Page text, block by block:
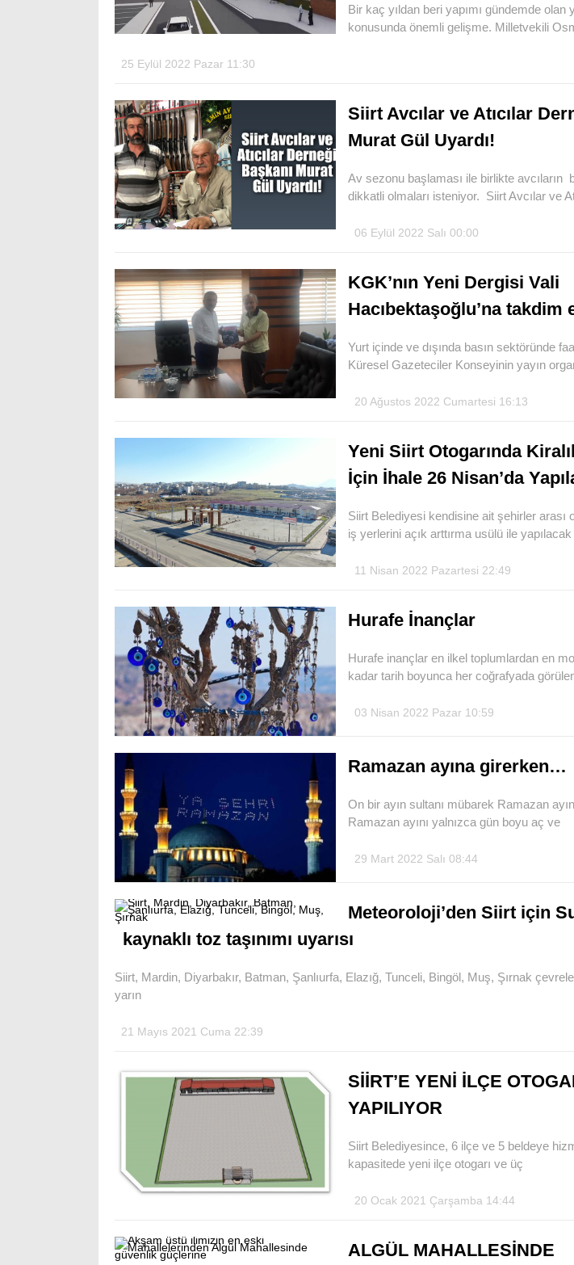
Bir kaç yıldan beri yapımı gündemde olan
konusunda önemli gelişme. Milletvekili
25 Eylül 2022 Pazar 11:30
Siirt Avcılar ve Atıcılar
Murat Gül Uyardı!
Av sezonu başlaması ile birlikte avcıların
dikkatli olmaları isteniyor. Siirt Avcılar ve
06 Eylül 2022 Salı 00:00
KGK’nın Yeni Dergisi Vali
Hacıbektaşoğlu’na takdim
Yurt içinde ve dışında basın sektöründe
Küresel Gazeteciler Konseyinin yayın
20 Ağustos 2022 Cumartesi 16:13
Yeni Siirt Otogarında
İçin İhale 26 Nisan’da
Siirt Belediyesi kendisine ait şehirler arası
iş yerlerini açık arttırma usülü ile yapılacak
11 Nisan 2022 Pazartesi 22:49
Hurafe İnançlar
Hurafe inançlar en ilkel toplumlardan en
kadar tarih boyunca her coğrafyada
03 Nisan 2022 Pazar 10:59
Ramazan ayına girerken…
On bir ayın sultanı mübarek Ramazan
Ramazan ayını yalnızca gün boyu aç ve
29 Mart 2022 Salı 08:44
Meteoroloji’den Siirt için
kaynaklı toz taşınımı uyarısı
Siirt, Mardin, Diyarbakır, Batman, Şanlıurfa, Elazığ, Tunceli, Bingöl, Muş, Şırnak
yarın
21 Mayıs 2021 Cuma 22:39
SİİRT’E YENİ İLÇE
YAPILIYOR
Siirt Belediyesince, 6 ilçe ve 5 beldeye
kapasitede yeni ilçe otogarı ve üç
20 Ocak 2021 Çarşamba 14:44
ALGÜL MAHALLESİNDE